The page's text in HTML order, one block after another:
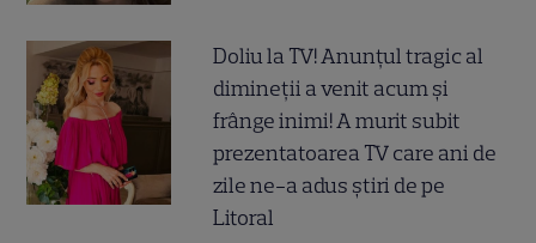
Doliu la TV! Anunțul tragic al
dimineții a venit acum și
frânge inimi! A murit subit
prezentatoarea TV care ani de
zile ne-a adus știri de pe
Litoral